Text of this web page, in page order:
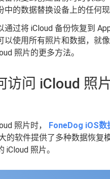
的数据替换设备上的任何现
过将 iCloud 备份恢复到
以使用所有照片和数据，就
照片的更多方法。
访问 iCloud 照
照片时， FoneDog iOS数
的软件提供了多种数据恢复
照片。